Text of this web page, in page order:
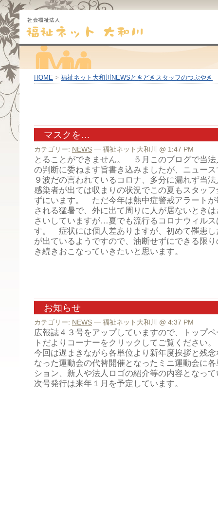
HOME > 福祉ネット大和川NEWSときどきスタッフのつぶやき
マスクを…
カテゴリー: NEWS — 福祉ネット大和川 @ 1:47 PM
とることができません。 ５月このブログで当法
の判断に委ねます旨書き込みましたが、ニュー
９波だの言われているコロナ、多分に漏れず当
感染者が出ては収まりの状況でこの夏もスタッ
ずにいます。 ただ今年は熱中症警戒アラートが
される猛暑で、外に出て周りに人が居ないとき
さいしていますが…夏でも流行るコロナウィル
す。 症状には個人差ありますが、初めて罹患し
が出ているようですので、油断せずにできる限
き続きおこなっていきたいと思います。
お知らせ
カテゴリー: NEWS — 福祉ネット大和川 @ 4:37 PM
広報誌４３号をアップしていますので、トップ
トだよりコーナーをクリックしてご覧ください。
今回は遅まきながら各単位より新年度挨拶と残
なった運動会の代替開催となったミニ運動会に
ション、新人や法人ロゴの紹介等の内容となっ
次号発行は来年１月を予定しています。